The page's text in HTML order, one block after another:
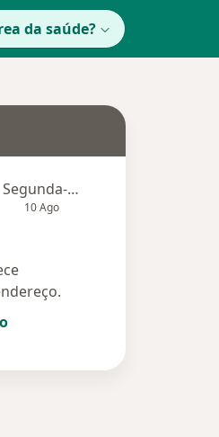
da saúde?
Segunda-feira
10 Ago